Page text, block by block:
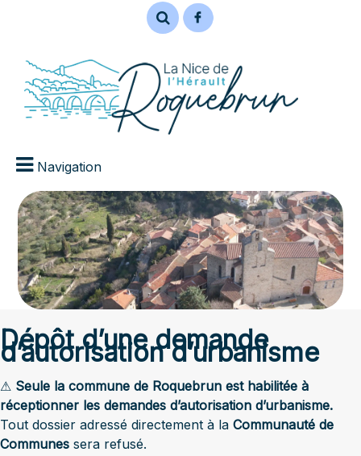
Navigation
Dépôt d’une demande
d’autorisation d’urbanisme
⚠ Seule la commune de Roquebrun est habilitée à
réceptionner les demandes d’autorisation d’urbanisme.
Tout dossier adressé directement à la Communauté de
Communes sera refusé.